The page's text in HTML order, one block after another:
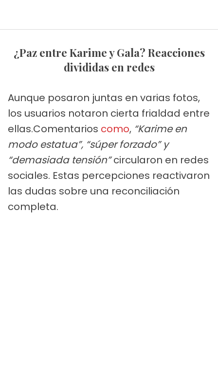
¿Paz entre Karime y Gala? Reacciones
divididas en redes
Aunque posaron juntas en varias fotos,
los usuarios notaron cierta frialdad entre
ellas.Comentarios como, “Karime en
modo estatua”, “súper forzado” y
“demasiada tensión”circularon en redes
sociales. Estas percepciones reactivaron
las dudas sobre una reconciliación
completa.